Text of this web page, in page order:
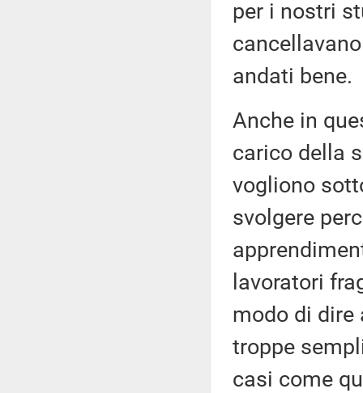
per i nostri
andati bene.
Anche in
carico della
vogliono
svolgere
lavoratori
modo di dire
troppe
casi come